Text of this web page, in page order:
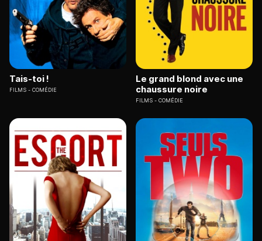
Tais-toi !
FILMS COMÉDIE
Le grand blond avec une
chaussure noire
FILMS COMÉDIE